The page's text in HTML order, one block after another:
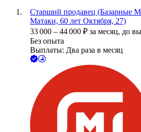
Старший продавец (Базарные
Матаки, 60 лет Октября, 27)
33 000 – 44 000 ₽ за месяц, до
Без опыта
Выплаты: Два раза в месяц